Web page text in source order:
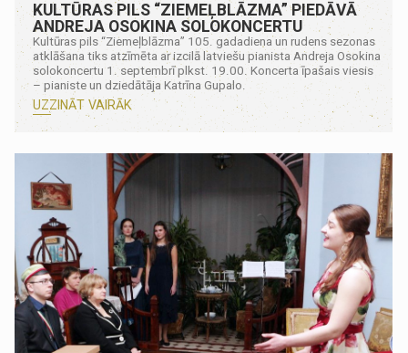
KULTŪRAS PILS “ZIEMEĻBLĀZMA” PIEDĀVĀ
ANDREJA OSOKINA SOLOKONCERTU
Kultūras pils “Ziemeļblāzma” 105. gadadiena un rudens sezonas
atklāšana tiks atzīmēta ar izcilā latviešu pianista Andreja Osokina
solokoncertu 1. septembrī plkst. 19.00. Koncerta īpašais viesis
– pianiste un dziedātāja Katrīna Gupalo.
UZZINĀT VAIRĀK